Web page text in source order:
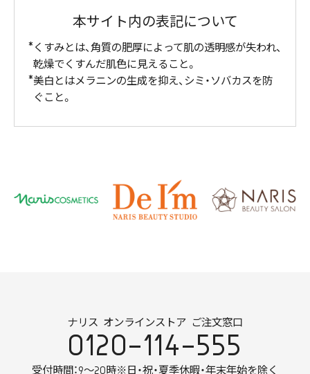
本サイト内の表記について
くすみとは、角質の肥厚によって肌の透明感が失われ、
乾燥でくすんだ肌色に見えること。
美白とはメラニンの生成を抑え、シミ・ソバカスを防
ぐこと。
ナリス オンラインストア ご注文窓口
0120-114-555
受付時間：9～20時※日・祝・夏季休暇・年末年始を除く